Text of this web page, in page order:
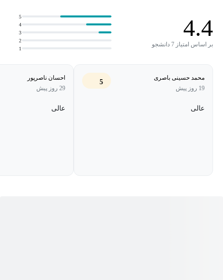
4.4
بر اساس امتیاز 7 دانشجو
1
2
3
4
5
محمد حسینی باصری
19 روز پیش
5
عالی
احسان ناصرپور
29 روز پیش
عالی